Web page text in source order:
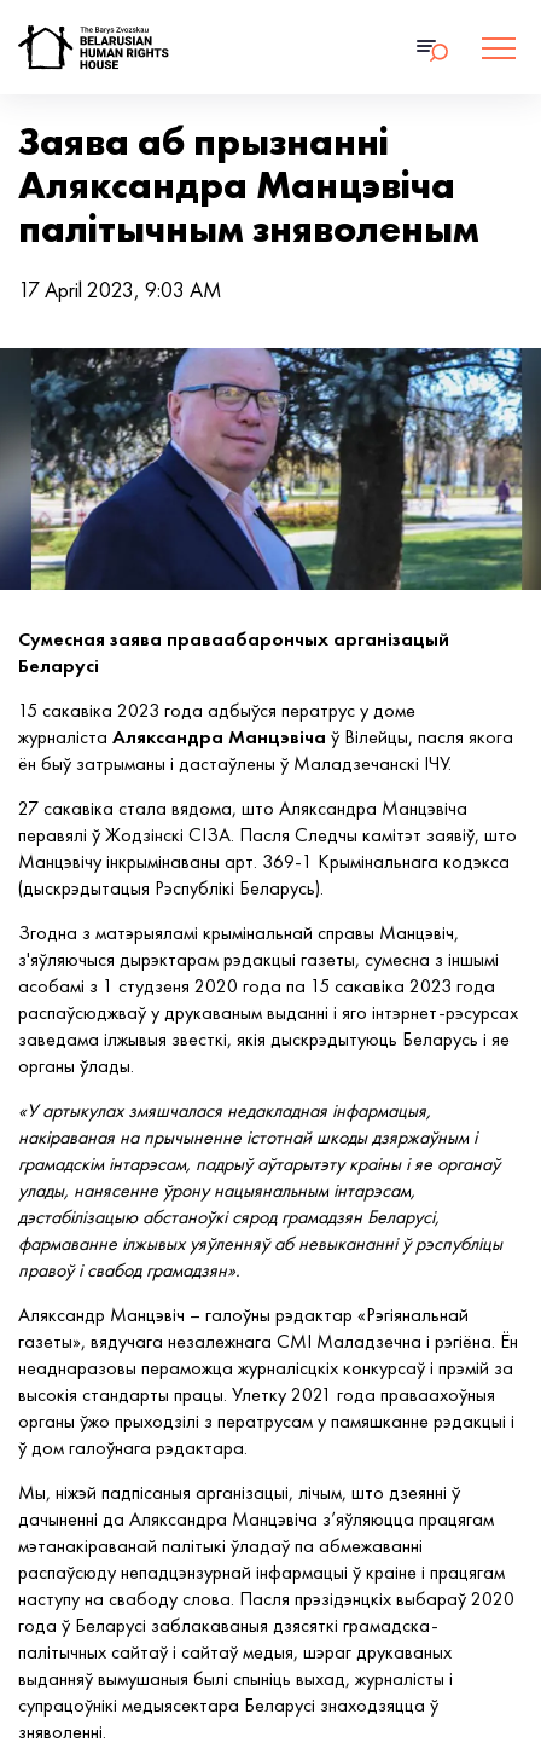
Заява аб прызнанні
Аляксандра Манцэвіча
палітычным зняволеным
17 April 2023, 9:03 AM
Сумесная заява праваабарончых арганізацый
Беларусі
15 сакавіка 2023 года адбыўся ператрус у доме
журналіста Аляксандра Манцэвіча ў Вілейцы, пасля якога
ён быў затрыманы і дастаўлены ў Маладзечанскі ІЧУ.
27 сакавіка стала вядома, што Аляксандра Манцэвіча
перавялі ў Жодзінскі СІЗА. Пасля Следчы камітэт заявіў, што
Манцэвічу інкрымінаваны арт. 369-1 Крымінальнага кодэкса
(дыскрэдытацыя Рэспублікі Беларусь).
Згодна з матэрыяламі крымінальнай справы Манцэвіч,
з'яўляючыся дырэктарам рэдакцыі газеты, сумесна з іншымі
асобамі з 1 студзеня 2020 года па 15 сакавіка 2023 года
распаўсюджваў у друкаваным выданні і яго інтэрнет-рэсурсах
заведама ілжывыя звесткі, якія дыскрэдытуюць Беларусь і яе
органы ўлады.
«У артыкулах змяшчалася недакладная інфармацыя,
накіраваная на прычыненне істотнай шкоды дзяржаўным і
грамадскім інтарэсам, падрыў аўтарытэту краіны і яе органаў
улады, нанясенне ўрону нацыянальным інтарэсам,
дэстабілізацыю абстаноўкі сярод грамадзян Беларусі,
фармаванне ілжывых уяўленняў аб невыкананні ў рэспубліцы
правоў і свабод грамадзян».
Аляксандр Манцэвіч – галоўны рэдактар «Рэгіянальнай
газеты», вядучага незалежнага СМІ Маладзечна і рэгіёна. Ён
неаднаразовы пераможца журналісцкіх конкурсаў і прэмій за
высокія стандарты працы. Улетку 2021 года праваахоўныя
органы ўжо прыходзілі з ператрусам у памяшканне рэдакцыі і
ў дом галоўнага рэдактара.
Мы, ніжэй падпісаныя арганізацыі, лічым, што дзеянні ў
дачыненні да Аляксандра Манцэвіча з’яўляюцца працягам
мэтанакіраванай палітыкі ўладаў па абмежаванні
распаўсюду непадцэнзурнай інфармацыі ў краіне і працягам
наступу на свабоду слова. Пасля прэзідэнцкіх выбараў 2020
года ў Беларусі заблакаваныя дзясяткі грамадска-
палітычных сайтаў і сайтаў медыя, шэраг друкаваных
выданняў вымушаныя былі спыніць выхад, журналісты і
супрацоўнікі медыясектара Беларусі знаходзяцца ў
зняволенні.